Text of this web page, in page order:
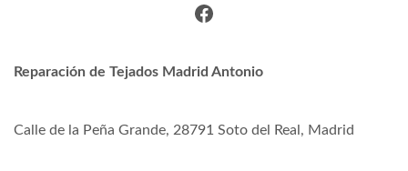
Facebook
Reparación de Tejados Madrid Antonio
Calle de la Peña Grande, 28791 Soto del Real, Madrid